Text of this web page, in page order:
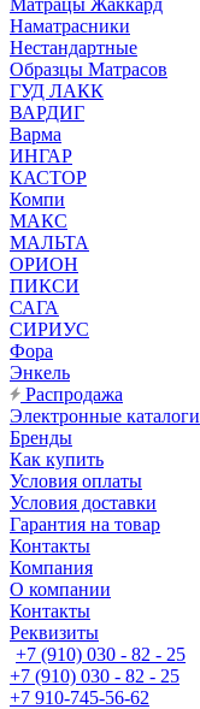
Наматрасники
Нестандартные
Образцы Матрасов
ГУД ЛАКК
ВАРДИГ
Варма
ИНГАР
КАСТОР
Компи
МАКС
МАЛЬТА
ОРИОН
ПИКСИ
САГА
СИРИУС
Фора
Энкель
Распродажа
Электронные каталоги
Бренды
Как купить
Условия оплаты
Условия доставки
Гарантия на товар
Контакты
Компания
О компании
Контакты
Реквизиты
+7 (910) 030 - 82 - 25
+7 (910) 030 - 82 - 25
+7 910-745-56-62